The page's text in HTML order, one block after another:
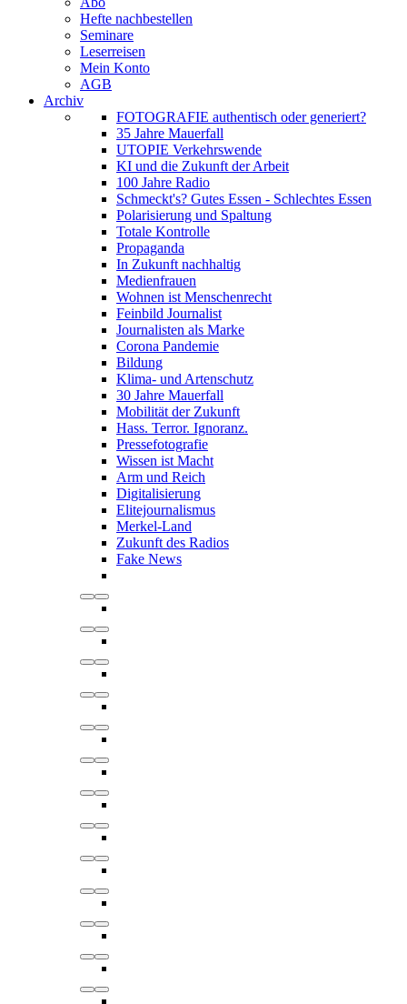
Hefte nachbestellen
Seminare
Leserreisen
Mein Konto
AGB
Archiv
FOTOGRAFIE authentisch oder generiert?
35 Jahre Mauerfall
UTOPIE Verkehrswende
KI und die Zukunft der Arbeit
100 Jahre Radio
Schmeckt's? Gutes Essen - Schlechtes Essen
Polarisierung und Spaltung
Totale Kontrolle
Propaganda
In Zukunft nachhaltig
Medienfrauen
Wohnen ist Menschenrecht
Feinbild Journalist
Journalisten als Marke
Corona Pandemie
Bildung
Klima- und Artenschutz
30 Jahre Mauerfall
Mobilität der Zukunft
Hass. Terror. Ignoranz.
Pressefotografie
Wissen ist Macht
Arm und Reich
Digitalisierung
Elitejournalismus
Merkel-Land
Zukunft des Radios
Fake News